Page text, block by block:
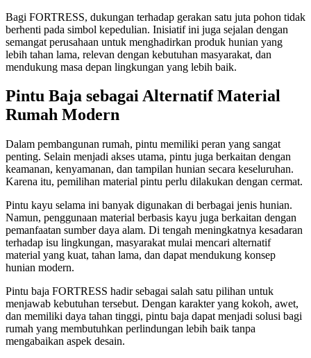
Bagi FORTRESS, dukungan terhadap gerakan satu juta pohon tidak
berhenti pada simbol kepedulian. Inisiatif ini juga sejalan dengan
semangat perusahaan untuk menghadirkan produk hunian yang
lebih tahan lama, relevan dengan kebutuhan masyarakat, dan
mendukung masa depan lingkungan yang lebih baik.
Pintu Baja sebagai Alternatif Material
Rumah Modern
Dalam pembangunan rumah, pintu memiliki peran yang sangat
penting. Selain menjadi akses utama, pintu juga berkaitan dengan
keamanan, kenyamanan, dan tampilan hunian secara keseluruhan.
Karena itu, pemilihan material pintu perlu dilakukan dengan cermat.
Pintu kayu selama ini banyak digunakan di berbagai jenis hunian.
Namun, penggunaan material berbasis kayu juga berkaitan dengan
pemanfaatan sumber daya alam. Di tengah meningkatnya kesadaran
terhadap isu lingkungan, masyarakat mulai mencari alternatif
material yang kuat, tahan lama, dan dapat mendukung konsep
hunian modern.
Pintu baja FORTRESS hadir sebagai salah satu pilihan untuk
menjawab kebutuhan tersebut. Dengan karakter yang kokoh, awet,
dan memiliki daya tahan tinggi, pintu baja dapat menjadi solusi bagi
rumah yang membutuhkan perlindungan lebih baik tanpa
mengabaikan aspek desain.